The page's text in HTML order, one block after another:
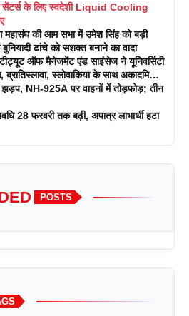
के लिए स्वदेशी Liquid Cooling
महासंघ की आम सभा में उमेश सिंह को बड़ी
ढांचे को सशक्त बनाने का वादा
ऑफ मैनेजमेंट एंड साइंसेज ने यूनिवर्सिटी
स्लोवाकिया के साथ अकादमिक
पर एक दिवसीय कार्यशाला का
में झड़प, NH-925A पर वाहनों में तोड़फोड़; तीन
28 फरवरी तक बढ़ी, अपात्र लाभार्थी हटा
POSTS